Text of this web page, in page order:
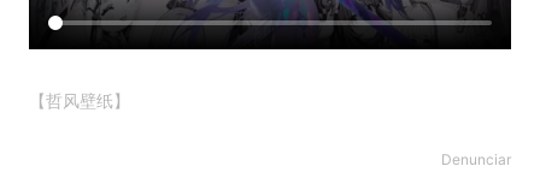
【哲风壁纸】
Denunciar